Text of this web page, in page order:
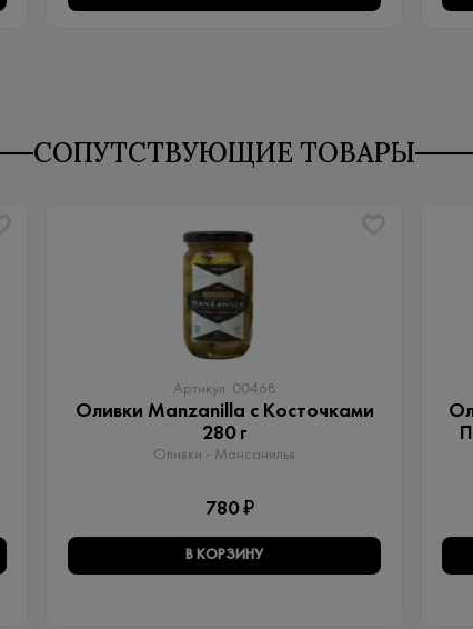
СОПУТСТВУЮЩИЕ ТОВАРЫ
Артикул: 00468
Оливки Manzanilla с Косточками
280 г
Оливки - Мансанилья
780 ₽
В КОРЗИНУ